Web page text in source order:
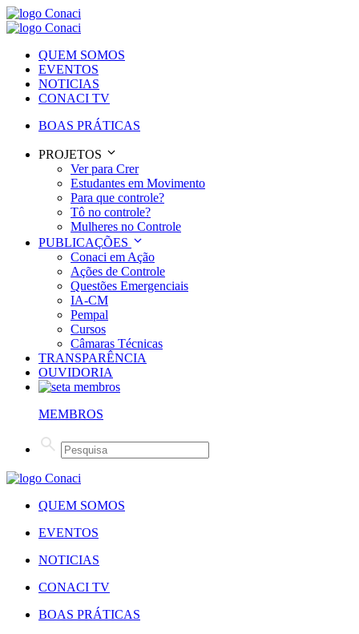
QUEM SOMOS
EVENTOS
NOTICIAS
CONACI TV
BOAS PRÁTICAS
PROJETOS
Ver para Crer
Estudantes em Movimento
Para que controle?
Tô no controle?
Mulheres no Controle
PUBLICAÇÕES
Conaci em Ação
Ações de Controle
Questões Emergenciais
IA-CM
Pempal
Cursos
Câmaras Técnicas
TRANSPARÊNCIA
OUVIDORIA
MEMBROS
QUEM SOMOS
EVENTOS
NOTICIAS
CONACI TV
BOAS PRÁTICAS